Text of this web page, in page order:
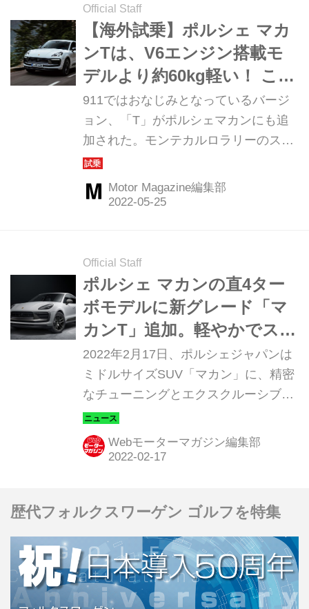
Official Staff
【海外試乗】ポルシェ マカ
ンTは、V6エンジン搭載モ
デルより約60kg軽い！ これ
がもたらすダイナミックな
走りとは
911ではおなじみとなっているバージ
ョン、「T」がポルシェマカンにも追
加された。モンテカルロラリーのスペ
シャルステージとして有名なチュリニ
峠も走った今回の試乗。果たしてマカ
ンTはそこに相応しい走りを披露する
Motor Magazine編集部
Official Staff
ポルシェ マカンの直4ター
ボモデルに新グレード「マ
カンT」追加。軽やかでスポ
ーティなSUVに
2022年2月17日、ポルシェジャパンは
ミドルサイズSUV「マカン」に、精密
なチューニングとエクスクルーシブな
装備、そして効率的なエンジンとによ
り、本格的な走行体験を味わえる
「T」をラインアップ。同日より予約
Webモーターマガジン編集部
歴代フォルクスワーゲン ゴルフを特集